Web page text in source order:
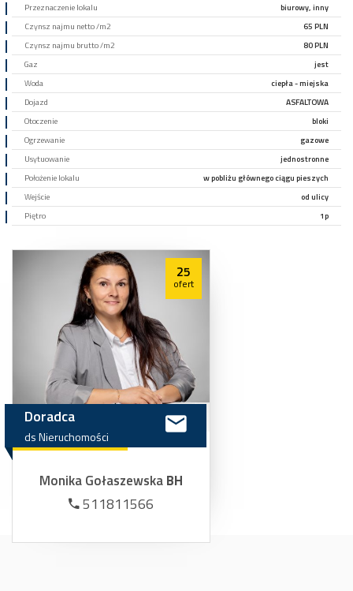
Przeznaczenie lokalu
biurowy, inny
Czynsz najmu netto /m2
65 PLN
Czynsz najmu brutto /m2
80 PLN
Gaz
jest
Woda
ciepła - miejska
Dojazd
ASFALTOWA
Otoczenie
bloki
Ogrzewanie
gazowe
Usytuowanie
jednostronne
Położenie lokalu
w pobliżu głównego ciągu pieszych
Wejście
od ulicy
Piętro
1p
25
ofert
Doradca
dsNieruchomości
Monika GołaszewskaBH
511811566